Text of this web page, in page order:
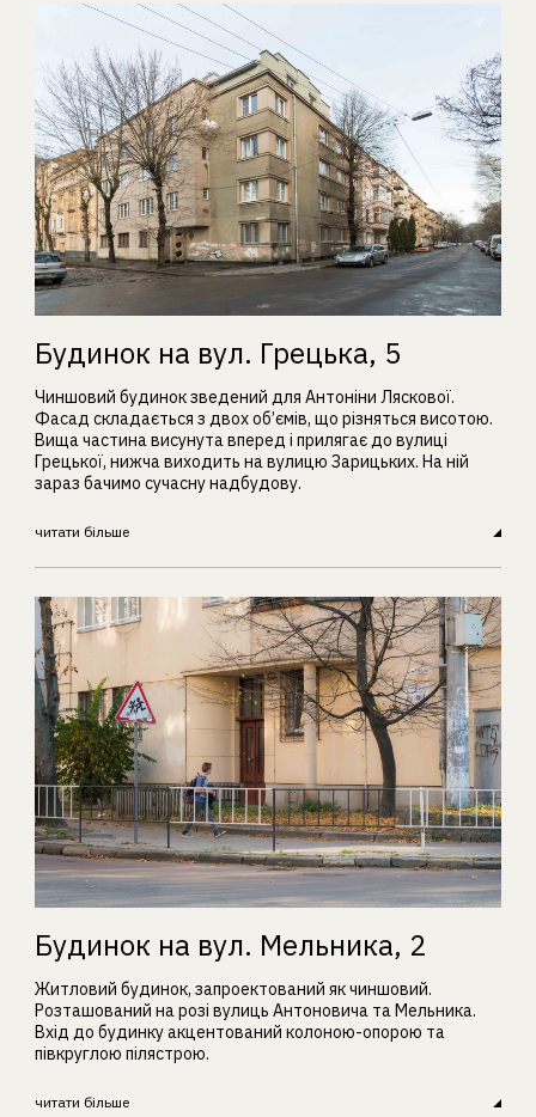
Будинок на вул. Грецька, 5
Чиншовий будинок зведений для Антоніни Ляскової.
Фасад складається з двох об’ємів, що різняться висотою.
Вища частина висунута вперед і прилягає до вулиці
Грецької, нижча виходить на вулицю Зарицьких. На ній
зараз бачимо сучасну надбудову.
читати більше
Будинок на вул. Мельника, 2
Житловий будинок, запроектований як чиншовий.
Розташований на розі вулиць Антоновича та Мельника.
Вхід до будинку акцентований колоною-опорою та
півкруглою пілястрою.
читати більше